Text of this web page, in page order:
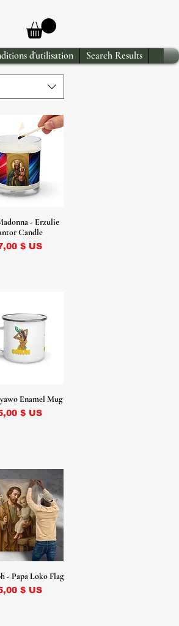
d'utilisation Search Results
- Erzulie
Candle
$ US
Enamel Mug
$ US
- Papa Loko Flag
$ US